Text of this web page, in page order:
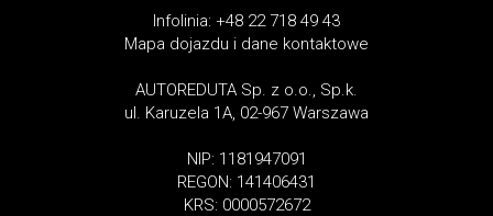
Infolinia: +48 22 718 49 43
Mapa dojazdu i dane kontaktowe
AUTOREDUTA Sp. z o.o., Sp.k.
ul. Karuzela 1A, 02-967 Warszawa
NIP: 1181947091
REGON: 141406431
KRS: 0000572672